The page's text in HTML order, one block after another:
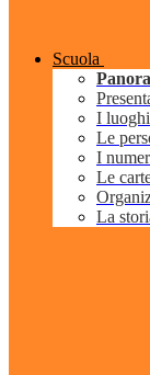
Scuola
I luoghi
Le
I
Le
La